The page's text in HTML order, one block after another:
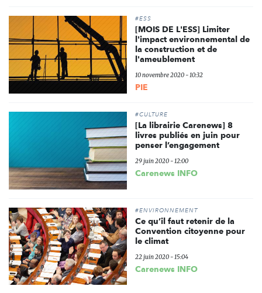
#ESS
[MOIS DE L'ESS] Limiter
l'impact environnemental de
la construction et de
l'ameublement
10 novembre 2020 - 10:32
PIE
#CULTURE
[La librairie Carenews] 8
livres publiés en juin pour
penser l’engagement
29 juin 2020 - 12:00
Carenews INFO
#ENVIRONNEMENT
Ce qu’il faut retenir de la
Convention citoyenne pour
le climat
22 juin 2020 - 15:04
Carenews INFO